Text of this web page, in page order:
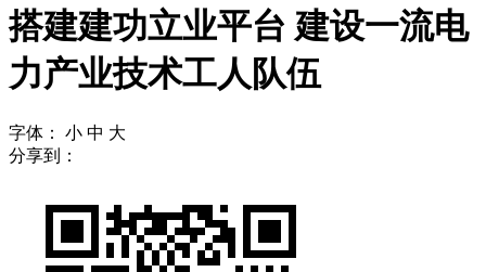
搭建建功立业平台 建设一流电
力产业技术工人队伍
字体： 小 中 大
分享到：